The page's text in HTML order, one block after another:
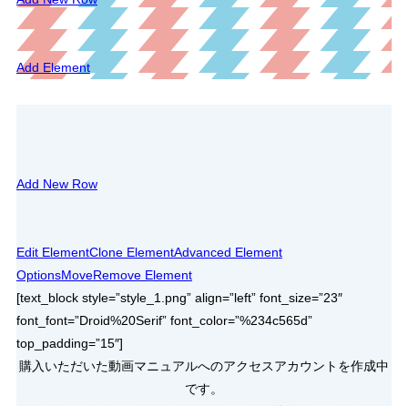
Add Element
Add New Row
Edit ElementClone ElementAdvanced Element
OptionsMoveRemove Element
[text_block style=”style_1.png” align=”left” font_size=”23″
font_font=”Droid%20Serif” font_color=”%234c565d”
top_padding=”15″]
購入いただいた動画マニュアルへのアクセスアカウントを作成中
です。